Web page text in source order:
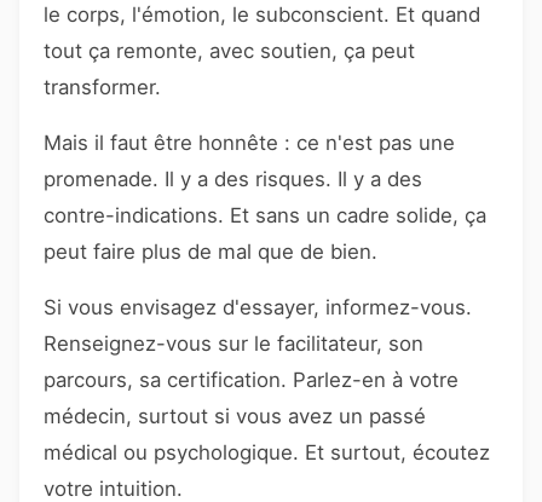
le corps, l'émotion, le subconscient. Et quand
tout ça remonte, avec soutien, ça peut
transformer.
Mais il faut être honnête : ce n'est pas une
promenade. Il y a des risques. Il y a des
contre-indications. Et sans un cadre solide, ça
peut faire plus de mal que de bien.
Si vous envisagez d'essayer, informez-vous.
Renseignez-vous sur le facilitateur, son
parcours, sa certification. Parlez-en à votre
médecin, surtout si vous avez un passé
médical ou psychologique. Et surtout, écoutez
votre intuition.